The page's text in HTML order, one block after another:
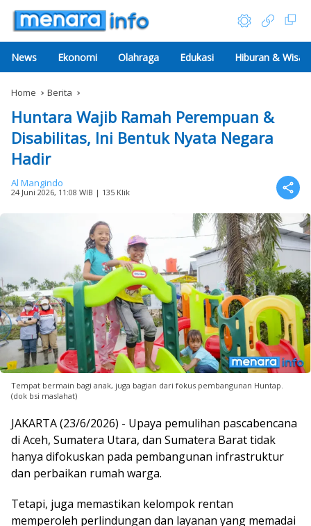
News Ekonomi Olahraga Edukasi Hiburan &
Home Berita
Huntara Wajib Ramah Perempuan &
Disabilitas, Ini Bentuk Nyata Negara
Hadir
Al Mangindo
24 Juni 2026, 11:08 WIB | 135 Klik
Tempat bermain bagi anak, juga bagian dari fokus pembangunan Huntap.
(dok bsi maslahat)
JAKARTA (23/6/2026) - Upaya pemulihan pascabencana
di Aceh, Sumatera Utara, dan Sumatera Barat tidak
hanya difokuskan pada pembangunan infrastruktur
dan perbaikan rumah warga.
Tetapi, juga memastikan kelompok rentan
memperoleh perlindungan dan layanan yang memadai